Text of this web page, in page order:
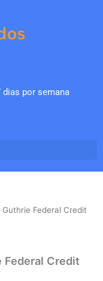
por semana
Federal Credit
Federal Credit